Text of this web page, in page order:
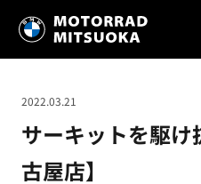
サーキットを駆け
古屋店】
2022.03.21